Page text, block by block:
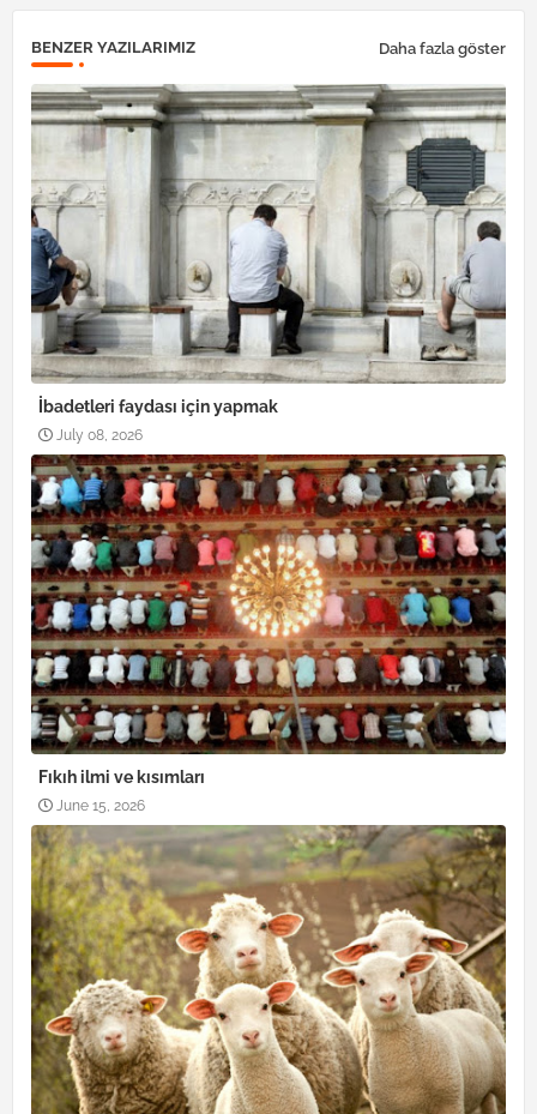
BENZER YAZILARIMIZ Daha fazla göster
İbadetleri faydası için yapmak
July 08, 2026
Fıkıh ilmi ve kısımları
June 15, 2026